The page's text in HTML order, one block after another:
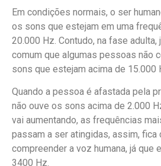
Em condições normais, o ser
os sons que estejam em uma
20.000 Hz. Contudo, na fase adulta,
comum que algumas pessoas não
sons que estejam acima de 15.000
Quando a pessoa é afastada pela
não ouve os sons acima de 2.000
vai aumentando, as frequências
passam a ser atingidas, assim, fica
compreender a voz humana, já que
3400 Hz.